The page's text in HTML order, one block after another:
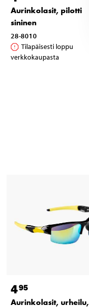
Aurinkolasit, pilotti
sininen
28-8010
Tilapäisesti loppu
verkkokaupasta
495
Aurinkolasit, urheilu,